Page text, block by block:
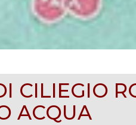
CILIEGIO
ACQUA